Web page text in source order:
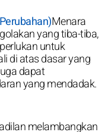
Menara
yang tiba-tiba,
untuk
di atas dasar yang
dapat
yang mendadak.
melambangkan